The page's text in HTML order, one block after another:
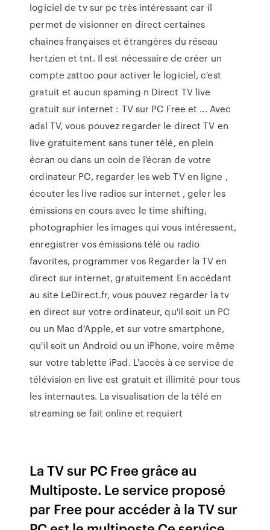
logiciel de tv sur pc très intéressant car il
permet de visionner en direct certaines
chaines françaises et étrangères du réseau
hertzien et tnt. Il est nécessaire de créer un
compte zattoo pour activer le logiciel, c'est
gratuit et aucun spaming n Direct TV live
gratuit sur internet : TV sur PC Free et ... Avec
adsl TV, vous pouvez regarder le direct TV en
live gratuitement sans tuner télé, en plein
écran ou dans un coin de l'écran de votre
ordinateur PC, regarder les web TV en ligne ,
écouter les live radios sur internet , geler les
émissions en cours avec le time shifting,
photographier les images qui vous intéressent,
enregistrer vos émissions télé ou radio
favorites, programmer vos Regarder la TV en
direct sur internet, gratuitement En accédant
au site LeDirect.fr, vous pouvez regarder la tv
en direct sur votre ordinateur, qu'il soit un PC
ou un Mac d'Apple, et sur votre smartphone,
qu'il soit un Android ou un iPhone, voire même
sur votre tablette iPad. L'accès à ce service de
télévision en live est gratuit et illimité pour tous
les internautes. La visualisation de la télé en
streaming se fait online et requiert
La TV sur PC Free grâce au
Multiposte. Le service proposé
par Free pour accéder à la TV sur